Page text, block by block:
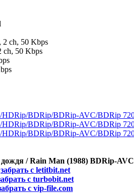
ch, 50 Kbps
ch, 50 Kbps
дождя / Rain Man (1988) BDRip-AVC
забрать с letitbit.net
с turbobit.net
с vip-file.com